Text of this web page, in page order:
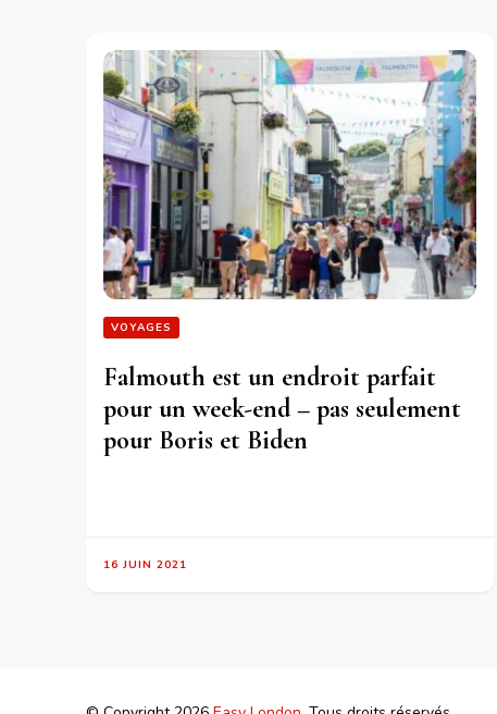
VOYAGES
Falmouth est un endroit parfait
pour un week-end – pas seulement
pour Boris et Biden
16 JUIN 2021